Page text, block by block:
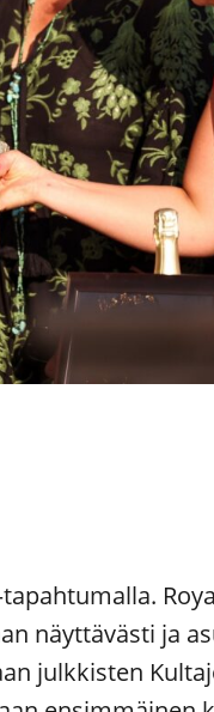
näyttävästi ja
julkkisten